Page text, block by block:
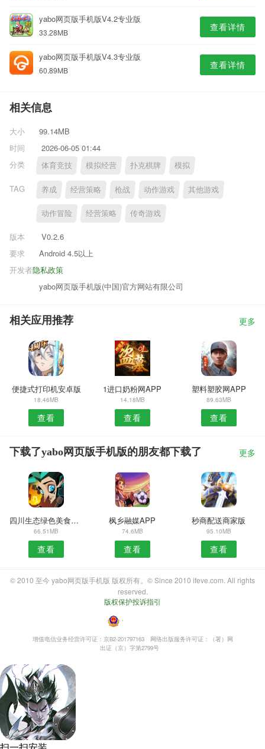
yabo网页版手机版V4.2专业版
33.28MB 查看详情
yabo网页版手机版V4.3专业版
60.89MB 查看详情
相关信息
大小
99.14MB
时间
2026-06-05 01:44
分类
体育竞技 模拟经营 扑克棋牌 模拟
TAG 养成 经营策略 枪战 动作游戏 其他游戏
动作冒险 经营策略 传奇游戏
版本
V0.2.6
要求
Android 4.5以上
隐私政策
开发者
yabo网页版手机版(中国)官方网站有限公司
相关应用推荐 更多
便捷式打印机安卓版
18.46MB
查看
1进口奶粉网APP
14.18MB
查看
塑料塑胶网APP
89.63MB
查看
下载了yabo网页版手机版的朋友都下载了 更多
四川生态绿色美食APP
66.51MB
查看
枫乡融媒APP
74.6MB
查看
秒商配送商家版
95.10MB
查看
© 2010 至今 yabo网页版手机版 版权所有。© Since 2010 ifeve.com. All rights
reserved.
版权保护投诉指引
・
增值电信业务经营许可证：京B2-201797163
网络出版服务许可证：（署）网
出证（京）字第2799号